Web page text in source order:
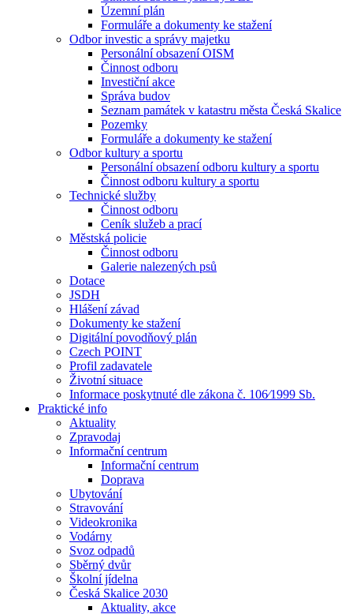
Územní plán
Formuláře a dokumenty ke stažení
Odbor investic a správy majetku
Personální obsazení OISM
Činnost odboru
Investiční akce
Správa budov
Seznam památek v katastru města Česká Skalice
Pozemky
Formuláře a dokumenty ke stažení
Odbor kultury a sportu
Personální obsazení odboru kultury a sportu
Činnost odboru kultury a sportu
Technické služby
Činnost odboru
Ceník služeb a prací
Městská policie
Činnost odboru
Galerie nalezených psů
Dotace
JSDH
Hlášení závad
Dokumenty ke stažení
Digitální povodňový plán
Czech POINT
Profil zadavatele
Životní situace
Informace poskytnuté dle zákona č. 106⁄1999 Sb.
Praktické info
Aktuality
Zpravodaj
Informační centrum
Informační centrum
Doprava
Ubytování
Stravování
Videokronika
Vodárny
Svoz odpadů
Sběrný dvůr
Školní jídelna
Česká Skalice 2030
Aktuality, akce